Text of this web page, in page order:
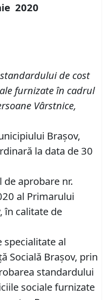
2020
de cost
furnizate în cadrul
Vârstnice,
Brașov,
la data de 30
de aprobare nr.
al Primarului
în calitate de
specialitate al
Socială Brașov, prin
standardului
sociale furnizate